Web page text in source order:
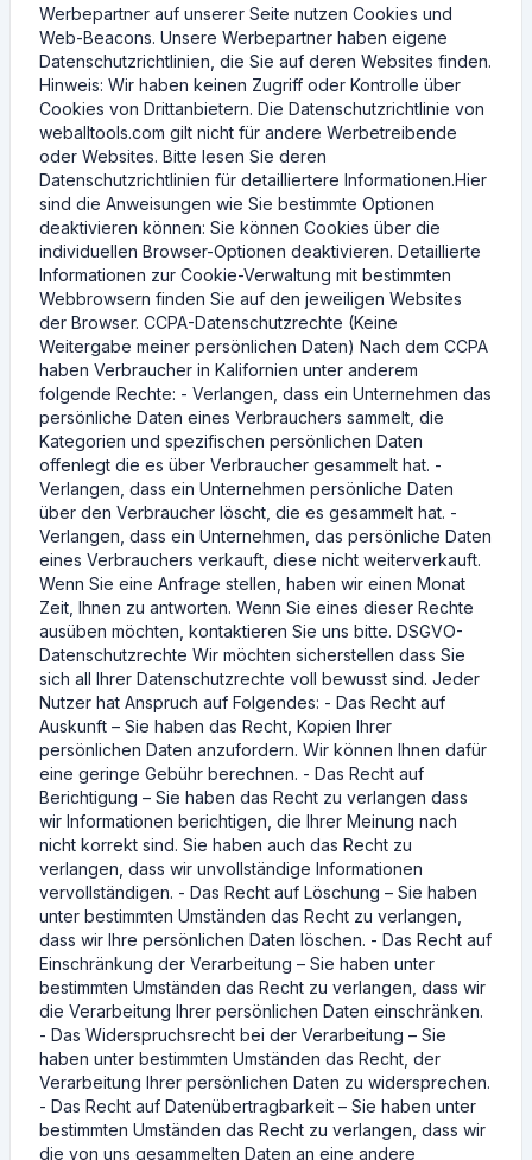
Werbepartner auf unserer Seite nutzen Cookies und
Web-Beacons. Unsere Werbepartner haben eigene
Datenschutzrichtlinien, die Sie auf deren Websites finden.
Hinweis: Wir haben keinen Zugriff oder Kontrolle über
Cookies von Drittanbietern. Die Datenschutzrichtlinie von
weballtools.com gilt nicht für andere Werbetreibende
oder Websites. Bitte lesen Sie deren
Datenschutzrichtlinien für detailliertere Informationen.Hier
sind die Anweisungen wie Sie bestimmte Optionen
deaktivieren können: Sie können Cookies über die
individuellen Browser-Optionen deaktivieren. Detaillierte
Informationen zur Cookie-Verwaltung mit bestimmten
Webbrowsern finden Sie auf den jeweiligen Websites
der Browser. CCPA-Datenschutzrechte (Keine
Weitergabe meiner persönlichen Daten) Nach dem CCPA
haben Verbraucher in Kalifornien unter anderem
folgende Rechte: - Verlangen, dass ein Unternehmen das
persönliche Daten eines Verbrauchers sammelt, die
Kategorien und spezifischen persönlichen Daten
offenlegt die es über Verbraucher gesammelt hat. -
Verlangen, dass ein Unternehmen persönliche Daten
über den Verbraucher löscht, die es gesammelt hat. -
Verlangen, dass ein Unternehmen, das persönliche Daten
eines Verbrauchers verkauft, diese nicht weiterverkauft.
Wenn Sie eine Anfrage stellen, haben wir einen Monat
Zeit, Ihnen zu antworten. Wenn Sie eines dieser Rechte
ausüben möchten, kontaktieren Sie uns bitte. DSGVO-
Datenschutzrechte Wir möchten sicherstellen dass Sie
sich all Ihrer Datenschutzrechte voll bewusst sind. Jeder
Nutzer hat Anspruch auf Folgendes: - Das Recht auf
Auskunft – Sie haben das Recht, Kopien Ihrer
persönlichen Daten anzufordern. Wir können Ihnen dafür
eine geringe Gebühr berechnen. - Das Recht auf
Berichtigung – Sie haben das Recht zu verlangen dass
wir Informationen berichtigen, die Ihrer Meinung nach
nicht korrekt sind. Sie haben auch das Recht zu
verlangen, dass wir unvollständige Informationen
vervollständigen. - Das Recht auf Löschung – Sie haben
unter bestimmten Umständen das Recht zu verlangen,
dass wir Ihre persönlichen Daten löschen. - Das Recht auf
Einschränkung der Verarbeitung – Sie haben unter
bestimmten Umständen das Recht zu verlangen, dass wir
die Verarbeitung Ihrer persönlichen Daten einschränken.
- Das Widerspruchsrecht bei der Verarbeitung – Sie
haben unter bestimmten Umständen das Recht, der
Verarbeitung Ihrer persönlichen Daten zu widersprechen.
- Das Recht auf Datenübertragbarkeit – Sie haben unter
bestimmten Umständen das Recht zu verlangen, dass wir
die von uns gesammelten Daten an eine andere